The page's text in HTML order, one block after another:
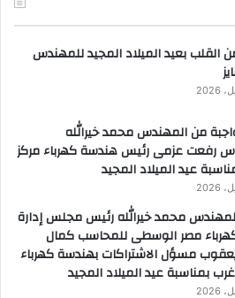
القلب بعيد الميلاد المجيد للمهندس
من المهندس محمد خيرالله
رفعت عزمى رئيس هندسة كهرباء مركز
عيد الميلاد المجيد
محمد خيرالله رئيس مجلس إدارة
مصر الوسطى للمحاسب كمال
مسؤل الاشتراكات بهندسة كهرباء
بمناسبة عيد الميلاد المجيد